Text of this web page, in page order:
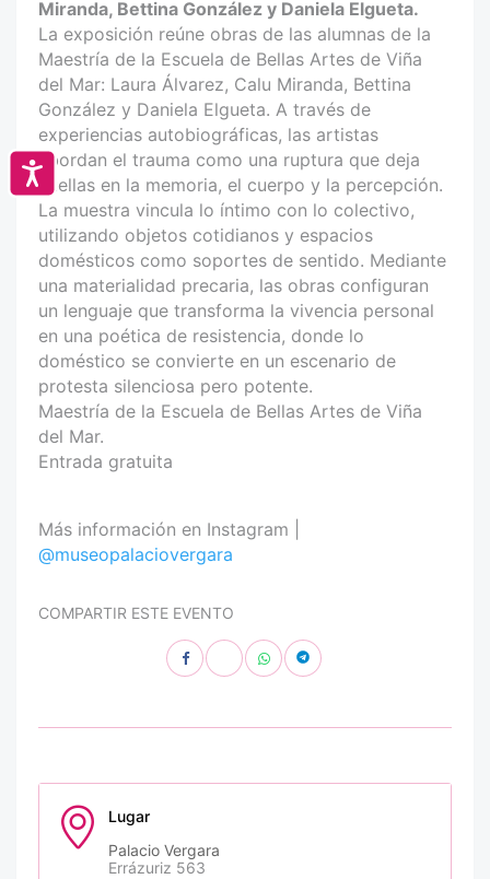
Accesibilidad
Miranda, Bettina González y Daniela Elgueta.
La exposición reúne obras de las alumnas de la
Maestría de la Escuela de Bellas Artes de Viña
del Mar: Laura Álvarez, Calu Miranda, Bettina
González y Daniela Elgueta. A través de
experiencias autobiográficas, las artistas
abordan el trauma como una ruptura que deja
huellas en la memoria, el cuerpo y la percepción.
La muestra vincula lo íntimo con lo colectivo,
utilizando objetos cotidianos y espacios
domésticos como soportes de sentido. Mediante
una materialidad precaria, las obras configuran
un lenguaje que transforma la vivencia personal
en una poética de resistencia, donde lo
doméstico se convierte en un escenario de
protesta silenciosa pero potente.
Maestría de la Escuela de Bellas Artes de Viña
del Mar.
Entrada gratuita
Más información en Instagram |
@museopalaciovergara
COMPARTIR ESTE EVENTO
Lugar
Palacio Vergara
Errázuriz 563